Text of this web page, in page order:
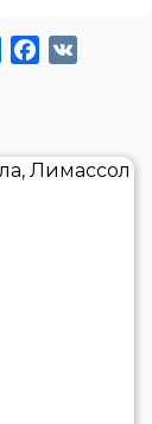
LinkedInFacebook